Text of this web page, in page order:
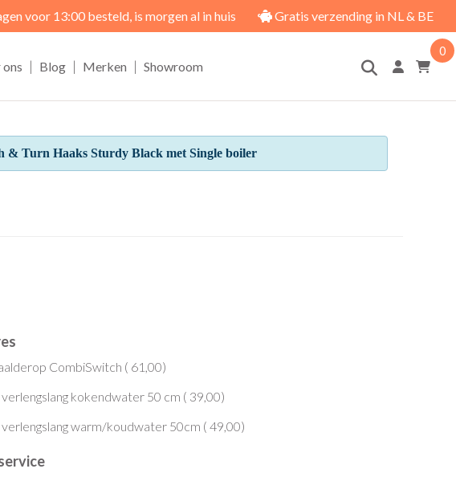
voor 13:00 besteld, is morgen al in huis Gratis verzending in NL & BE
| Blog | Merken | Showroom
0
& Turn Haaks Sturdy Black met Single boiler
CombiSwitch ( 61,00)
verlengslang kokendwater 50 cm ( 39,00)
verlengslang warm/koudwater 50cm ( 49,00)